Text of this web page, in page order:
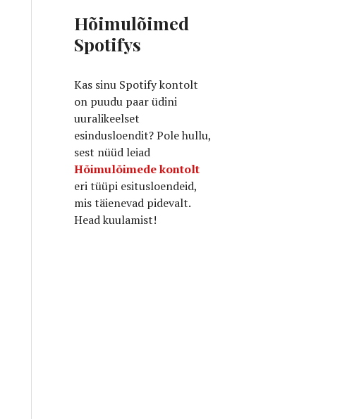
teekond
Hõimulõimed
Spotifys
Kas sinu Spotify kontolt
on puudu paar üdini
uuralikeelset
esindusloendit? Pole hullu,
sest nüüd leiad
Hõimulõimede kontolt
eri tüüpi esitusloendeid,
mis täienevad pidevalt.
Head kuulamist!